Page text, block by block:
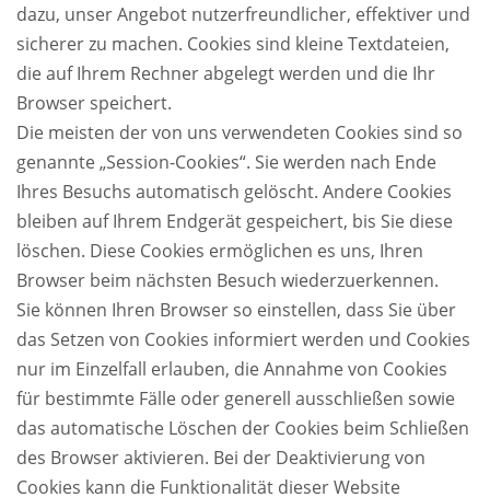
dazu, unser Angebot nutzerfreundlicher, effektiver und
sicherer zu machen. Cookies sind kleine Textdateien,
die auf Ihrem Rechner abgelegt werden und die Ihr
Browser speichert.
Die meisten der von uns verwendeten Cookies sind so
genannte „Session-Cookies“. Sie werden nach Ende
Ihres Besuchs automatisch gelöscht. Andere Cookies
bleiben auf Ihrem Endgerät gespeichert, bis Sie diese
löschen. Diese Cookies ermöglichen es uns, Ihren
Browser beim nächsten Besuch wiederzuerkennen.
Sie können Ihren Browser so einstellen, dass Sie über
das Setzen von Cookies informiert werden und Cookies
nur im Einzelfall erlauben, die Annahme von Cookies
für bestimmte Fälle oder generell ausschließen sowie
das automatische Löschen der Cookies beim Schließen
des Browser aktivieren. Bei der Deaktivierung von
Cookies kann die Funktionalität dieser Website